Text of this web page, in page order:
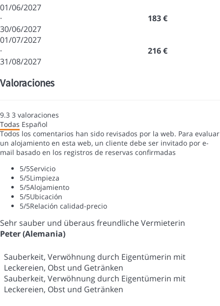
01/06/2027
·
30/06/2027
183 €
01/07/2027
·
31/08/2027
216 €
Valoraciones
9.3 3 valoraciones
Todas Español
Todos los comentarios han sido revisados por la web. Para evaluar
un alojamiento en esta web, un cliente debe ser invitado por e-
mail basado en los registros de reservas confirmadas
5/5Servicio
5/5Limpieza
5/5Alojamiento
5/5Ubicación
5/5Relación calidad-precio
Sehr sauber und überaus freundliche Vermieterin
Peter (Alemania)
Sauberkeit, Verwöhnung durch Eigentümerin mit
Leckereien, Obst und Getränken
Sauberkeit, Verwöhnung durch Eigentümerin mit
Leckereien, Obst und Getränken